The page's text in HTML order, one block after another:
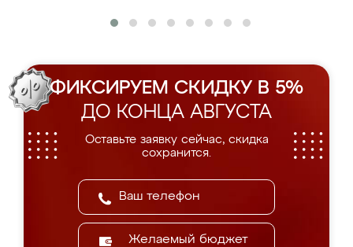
ФИКСИРУЕМ СКИДКУ В 5%
ДО КОНЦА АВГУСТА
Оставьте заявку сейчас, скидка
сохранится.
Желаемый бюджет